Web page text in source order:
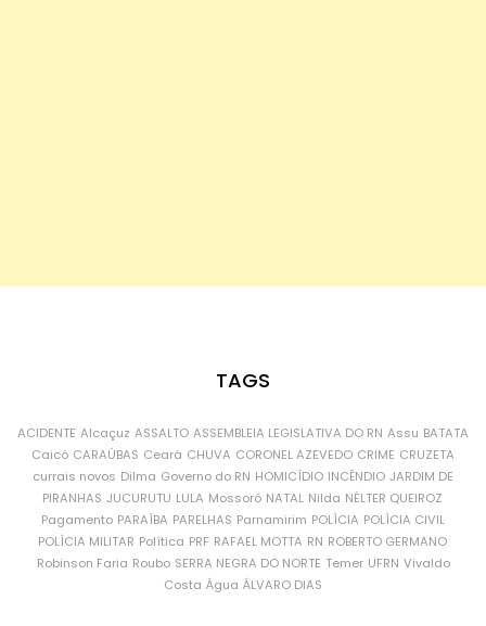
TAGS
ACIDENTE Alcaçuz ASSALTO ASSEMBLEIA LEGISLATIVA DO RN Assu BATATA
Caicó CARAÚBAS Ceará CHUVA CORONEL AZEVEDO CRIME CRUZETA
currais novos Dilma Governo do RN HOMICÍDIO INCÊNDIO JARDIM DE
PIRANHAS JUCURUTU LULA Mossoró NATAL Nilda NÉLTER QUEIROZ
Pagamento PARAÍBA PARELHAS Parnamirim POLÍCIA POLÍCIA CIVIL
POLÍCIA MILITAR Política PRF RAFAEL MOTTA RN ROBERTO GERMANO
Robinson Faria Roubo SERRA NEGRA DO NORTE Temer UFRN Vivaldo
Costa Água ÁLVARO DIAS